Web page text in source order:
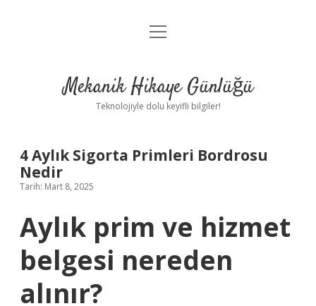
Anasayfa
Yasal Uyarı
menüyü
Mekanik Hikaye Günlüğü
Teknolojiyle dolu keyifli bilgiler!
4 Aylık Sigorta Primleri Bordrosu
Nedir
Tarih: Mart 8, 2025
Aylık prim ve hizmet
belgesi nereden
alınır?